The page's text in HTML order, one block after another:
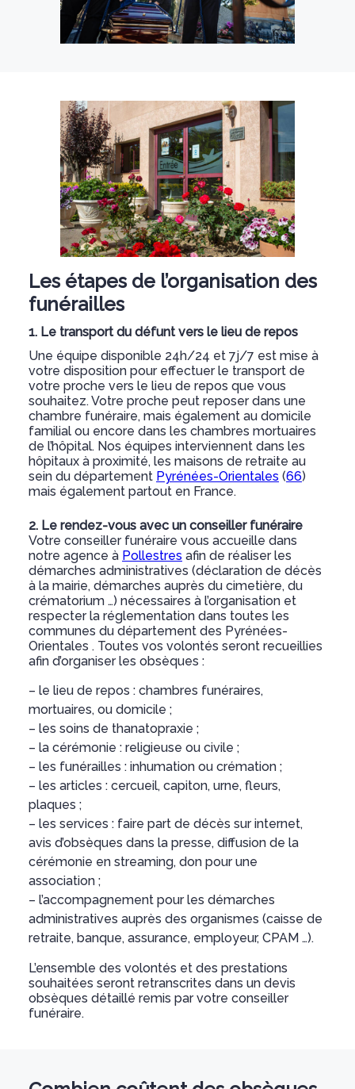
Les étapes de l’organisation des
funérailles
1. Le transport du défunt vers le lieu de repos
Une équipe disponible 24h/24 et 7j/7 est mise à
votre disposition pour effectuer le transport de
votre proche vers le lieu de repos que vous
souhaitez. Votre proche peut reposer dans une
chambre funéraire, mais également au domicile
familial ou encore dans les chambres mortuaires
de l’hôpital. Nos équipes interviennent dans les
hôpitaux à proximité, les maisons de retraite au
sein du département Pyrénées-Orientales (66)
mais également partout en France.
2. Le rendez-vous avec un conseiller funéraire
Votre conseiller funéraire vous accueille dans
notre agence à Pollestres afin de réaliser les
démarches administratives (déclaration de décès
à la mairie, démarches auprès du cimetière, du
crématorium …) nécessaires à l’organisation et
respecter la réglementation dans toutes les
communes du département des Pyrénées-
Orientales . Toutes vos volontés seront recueillies
afin d’organiser les obsèques :
– le lieu de repos : chambres funéraires,
mortuaires, ou domicile ;
– les soins de thanatopraxie ;
– la cérémonie : religieuse ou civile ;
– les funérailles : inhumation ou crémation ;
– les articles : cercueil, capiton, urne, fleurs,
plaques ;
– les services : faire part de décès sur internet,
avis d’obsèques dans la presse, diffusion de la
cérémonie en streaming, don pour une
association ;
– l’accompagnement pour les démarches
administratives auprès des organismes (caisse de
retraite, banque, assurance, employeur, CPAM …).
L’ensemble des volontés et des prestations
souhaitées seront retranscrites dans un devis
obsèques détaillé remis par votre conseiller
funéraire.